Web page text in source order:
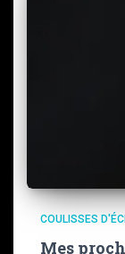
COULISSES
Mes